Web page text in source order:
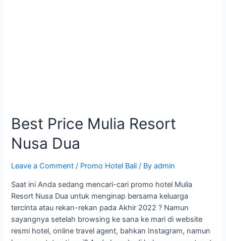
Best Price Mulia Resort
Nusa Dua
Leave a Comment / Promo Hotel Bali / Byadmin
Saat ini Anda sedang mencari-cari promo hotel Mulia
Resort Nusa Dua untuk menginap bersama keluarga
tercinta atau rekan-rekan pada Akhir 2022 ? Namun
sayangnya setelah browsing ke sana ke mari di website
resmi hotel, online travel agent, bahkan Instagram, namun